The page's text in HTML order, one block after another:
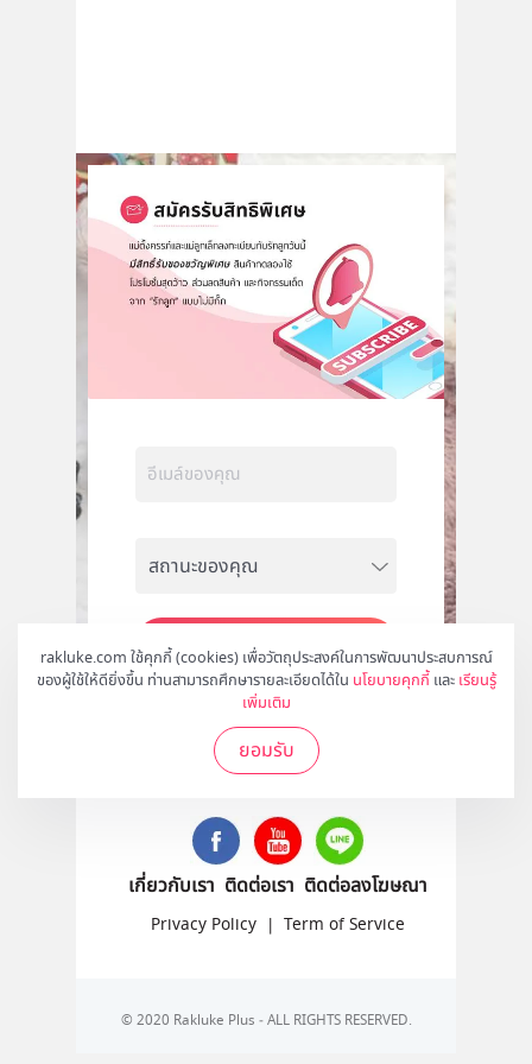
rakluke.com ใช้คุกกี้ (cookies) เพื่อวัตถุประสงค์ในการพัฒนาประสบการณ์
ของผู้ใช้ให้ดียิ่งขึ้น ท่านสามารถศึกษารายละเอียดได้ใน นโยบายคุกกี้ และ เรียนรู้
เพิ่มเติม
ยอมรับ
สมัคร
ติดตามเราได้ที่
เกี่ยวกับเรา ติดต่อเรา ติดต่อลงโฆษณา
Privacy Policy | Term of Service
© 2020 Rakluke Plus - ALL RIGHTS RESERVED.